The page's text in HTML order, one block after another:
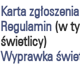
Karta
Regulamin(w
świetlicy)
Wyprawka